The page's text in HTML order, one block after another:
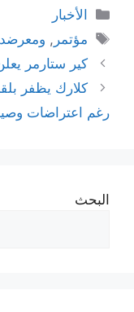
التصنيفات
الأخبار
الوسوم
مؤتمر ,
كير ستارمر
كلارك يظفر
رغم اعتراضات
البحث